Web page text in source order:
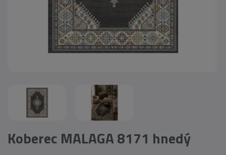
Koberec MALAGA 8171 hnedý